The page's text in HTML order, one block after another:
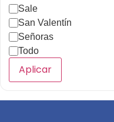
Sale
San Valentín
Señoras
Todo
Aplicar